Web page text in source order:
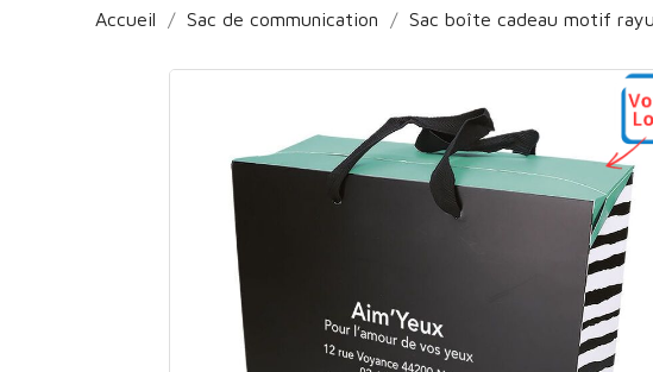
Accueil Sac de communication Sac boîte cadeau motif